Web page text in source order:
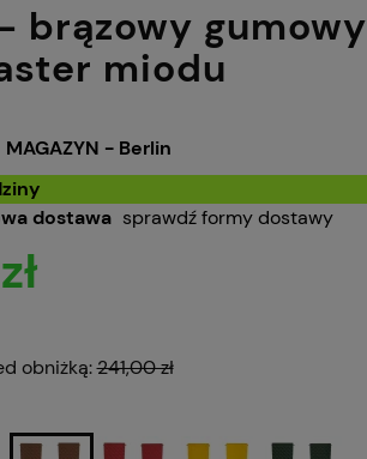
brązowy gumowy
miodu
MAGAZYN - Berlin
dostawa sprawdź formy dostawy
obniżką:241,00 zł